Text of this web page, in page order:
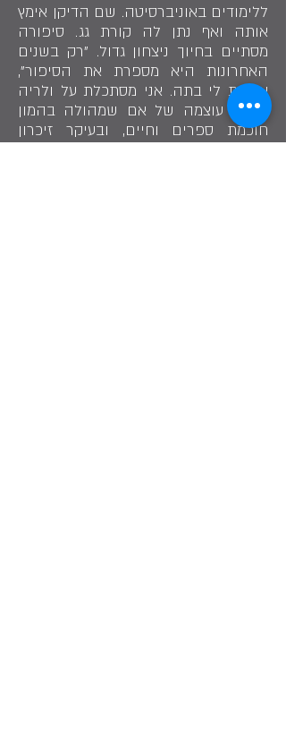
ללימודים באוניברסיטה. שם הדיקן אימץ
אותה ואף נתן לה קורת גג. סיפורה
מסתיים בחיוך ניצחון גדול. "רק בשנים
האחרונות היא מספרת את הסיפור",
אומרת לי בתה. אני מסתכלת על ולריה
ורואה עוצמה של אם שמהולה בהמון
חוכמת ספרים וחיים, ובעיקר זיכרון